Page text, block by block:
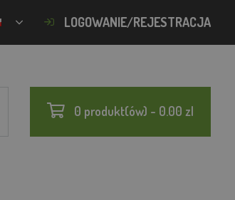
LOGOWANIE/REJESTRACJA
0 produkt(ów) - 0.00 zl